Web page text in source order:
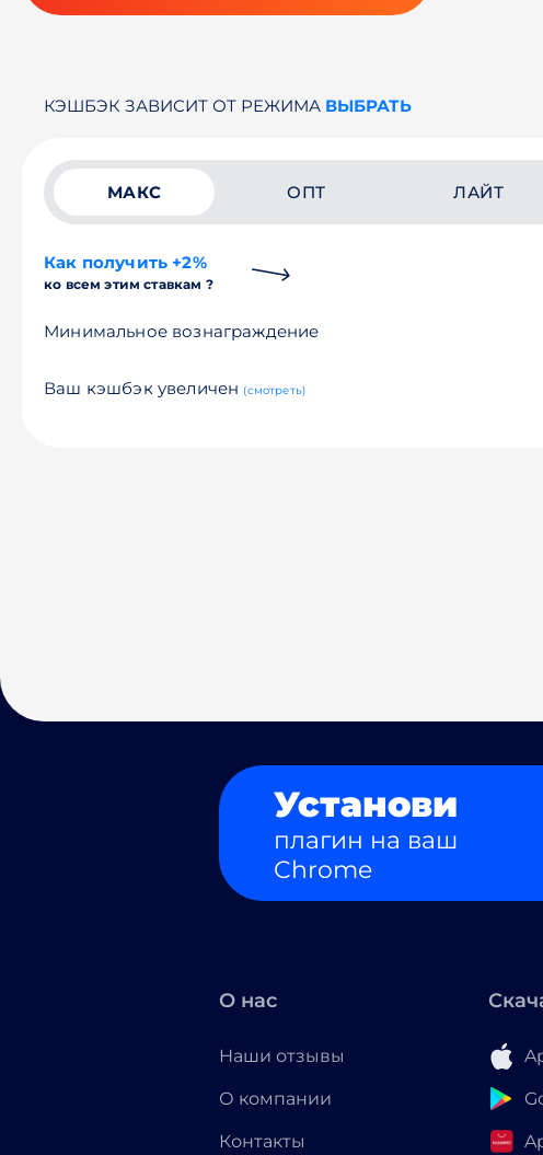
КЭШБЭК ЗАВИСИТ ОТ РЕЖИМА ВЫБРАТЬ
МАКС ОПТ ЛАЙТ
Как получить +2%
ко всем этим ставкам ?
Минимальное вознаграждение
Ваш кэшбэк увеличен (смотреть)
Установи
плагин на ваш
Chrome
О нас
Наши отзывы
О компании
Контакты